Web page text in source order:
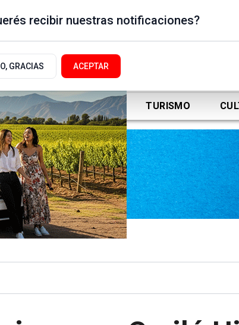
DEPORTES TURISMO
recibir nuestras notificaciones?
GRACIAS ACEPTAR